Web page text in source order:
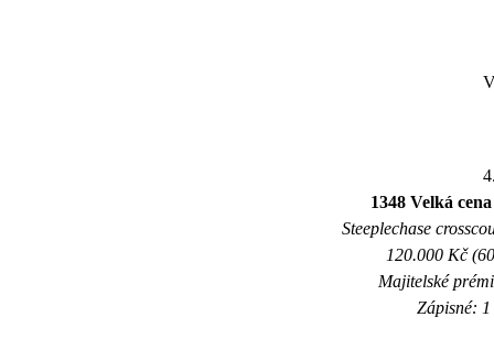
1348 Velká
Steeplechase
120.000 Kč
Majitelské
Zápisné: